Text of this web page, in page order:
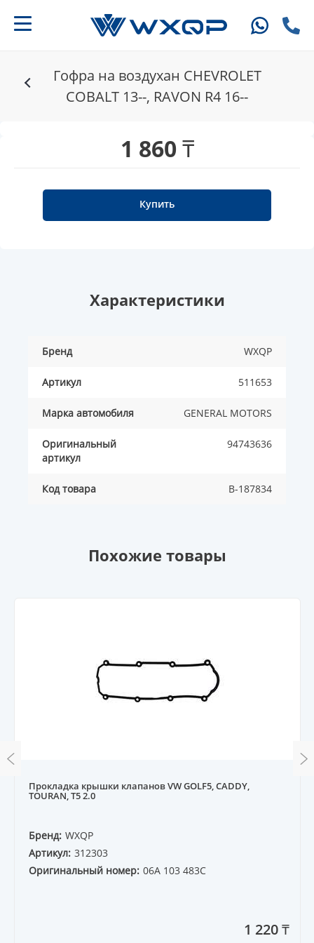
Гофра на воздухан CHEVROLET
COBALT 13--, RAVON R4 16--
1 860 ₸
Купить
Характеристики
Бренд WXQP
Артикул 511653
Марка автомобиля GENERAL MOTORS
Оригинальный
артикул
94743636
Код товара B-187834
Похожие товары
Прокладка крышки клапанов VW GOLF5, CADDY,
TOURAN, T5 2.0
Бренд: WXQP
Артикул: 312303
Оригинальный номер: 06A 103 483C
1 220 ₸